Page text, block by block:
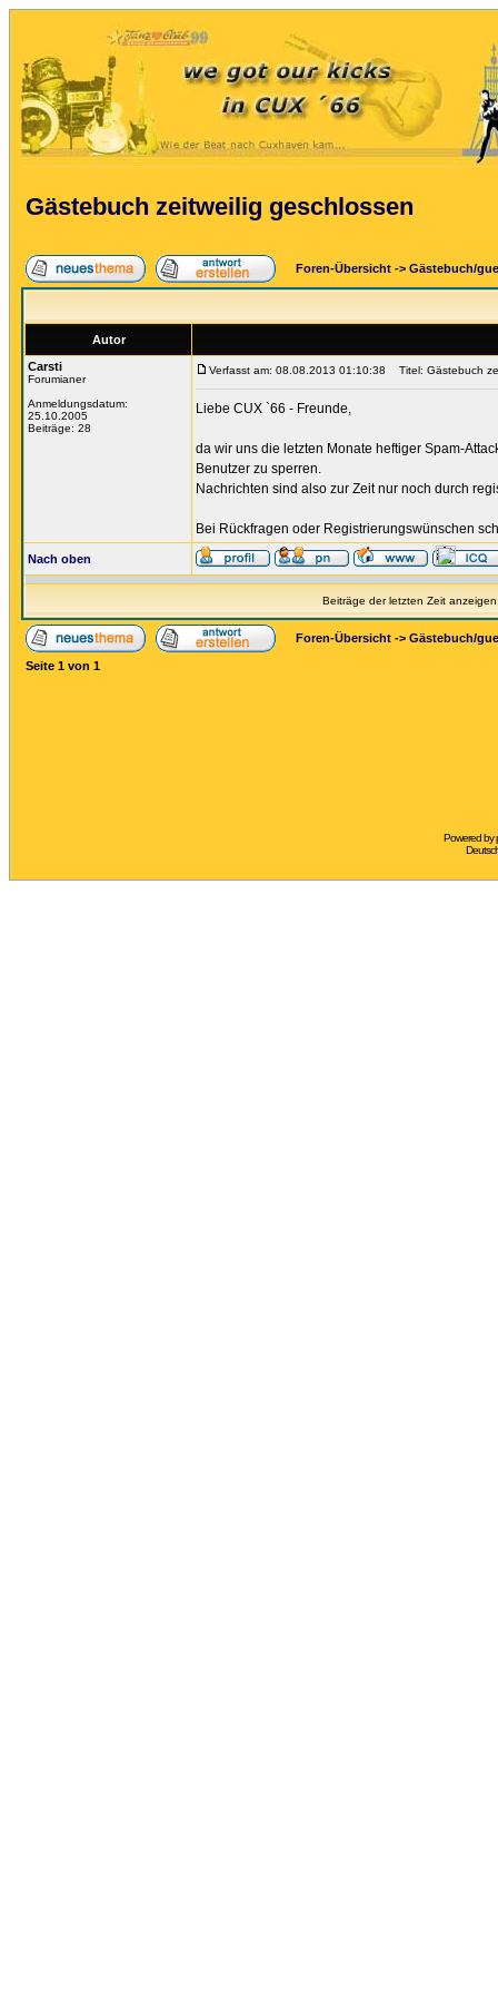
Gästebuch zeitweilig geschlossen
Foren-Übersicht -> Gästebuch/
Autor
Carsti
Forumianer
Anmeldungsdatum:
25.10.2005
Beiträge: 28
Verfasst am: 08.08.2013 01:10:38 Titel: Gästebuch
Liebe CUX `66 - Freunde,
da wir uns die letzten Monate heftiger Spam-
Benutzer zu sperren.
Nachrichten sind also zur Zeit nur noch durch
Bei Rückfragen oder Registrierungswünschen
Nach oben
Beiträge der letzten Zeit
Foren-Übersicht -> Gästebuch/
Seite 1 von 1
Powered by